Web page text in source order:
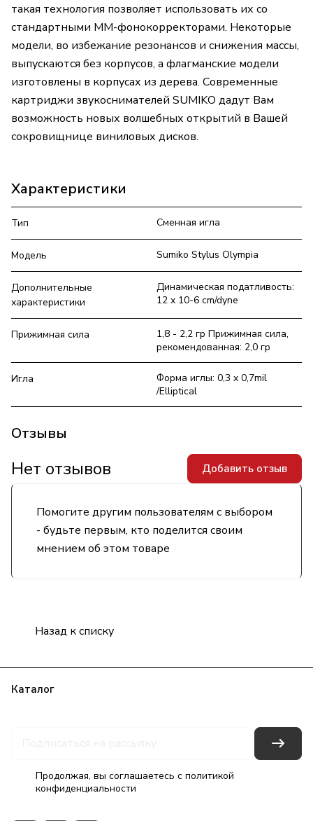
такая технология позволяет использовать их со
стандартными ММ-фонокорректорами. Некоторые
модели, во избежание резонансов и снижения массы,
выпускаются без корпусов, а флагманские модели
изготовлены в корпусах из дерева. Современные
картриджи звукоснимателей SUMIKO дадут Вам
возможность новых волшебных открытий в Вашей
сокровищнице виниловых дисков.
Характеристики
Тип Сменная игла
Модель Sumiko Stylus Olympia
Дополнительные
характеристики
Динамическая податливость:
12 x 10-6 cm/dyne
Прижимная сила
1,8 - 2,2 гр Прижимная сила,
рекомендованная: 2,0 гр
Игла
Форма иглы: 0,3 x 0,7mil
/Elliptical
Отзывы
Помогите другим пользователям с выбором
- будьте первым, кто поделится своим
мнением об этом товаре
Нет отзывов Добавить отзыв
Назад к списку
Каталог
Продолжая, вы соглашаетесь с политикой
конфиденциальности